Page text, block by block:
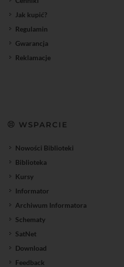
Jak kupić?
Regulamin
Gwarancja
Reklamacje
WSPARCIE
Nowości Biblioteki
Biblioteka
Kursy
Informator
Archiwum Informatora
Schematy
SatNet
Download
Feedback